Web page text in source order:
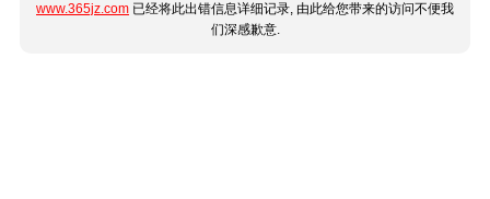
www.365jz.com 已经将此出错信息详细记录, 由此给您带来的访问不便我
们深感歉意.